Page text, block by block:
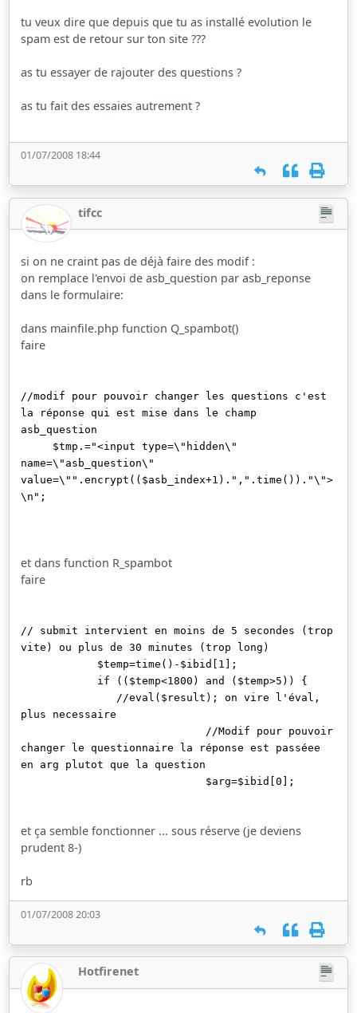
tu veux dire que depuis que tu as installé evolution le
spam est de retour sur ton site ???
as tu essayer de rajouter des questions ?
as tu fait des essaies autrement ?
01/07/2008 18:44
tifcc
si on ne craint pas de déjà faire des modif :
on remplace l'envoi de asb_question par asb_reponse
dans le formulaire:
dans mainfile.php function Q_spambot()
faire
//modif pour pouvoir changer les questions c'est
la réponse qui est mise dans le champ
asb_question
$tmp.="<input type=\"hidden\"
name=\"asb_question\"
value=\"".encrypt(($asb_index+1).",".time())."\">
\n";
et dans function R_spambot
faire
// submit intervient en moins de 5 secondes (trop
vite) ou plus de 30 minutes (trop long)
$temp=time()-$ibid[1];
if (($temp<1800) and ($temp>5)) {
//eval($result); on vire l'éval,
plus necessaire
//Modif pour pouvoir
changer le questionnaire la réponse est passéee
en arg plutot que la question
$arg=$ibid[0];
et ça semble fonctionner ... sous réserve (je deviens
prudent 8-)
rb
01/07/2008 20:03
Hotfirenet